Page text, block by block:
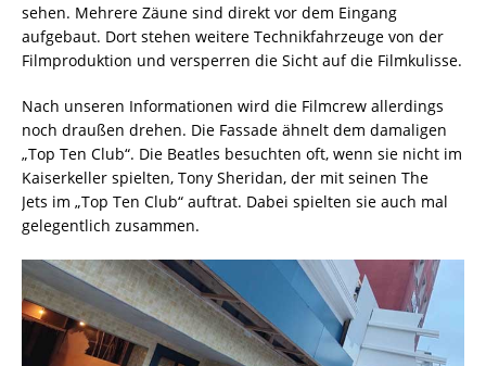
sehen. Mehrere Zäune sind direkt vor dem Eingang
aufgebaut. Dort stehen weitere Technikfahrzeuge von der
Filmproduktion und versperren die Sicht auf die Filmkulisse.
Nach unseren Informationen wird die Filmcrew allerdings
noch draußen drehen. Die Fassade ähnelt dem damaligen
„Top Ten Club“. Die Beatles besuchten oft, wenn sie nicht im
Kaiserkeller spielten, Tony Sheridan, der mit seinen The
Jets im „Top Ten Club“ auftrat. Dabei spielten sie auch mal
gelegentlich zusammen.